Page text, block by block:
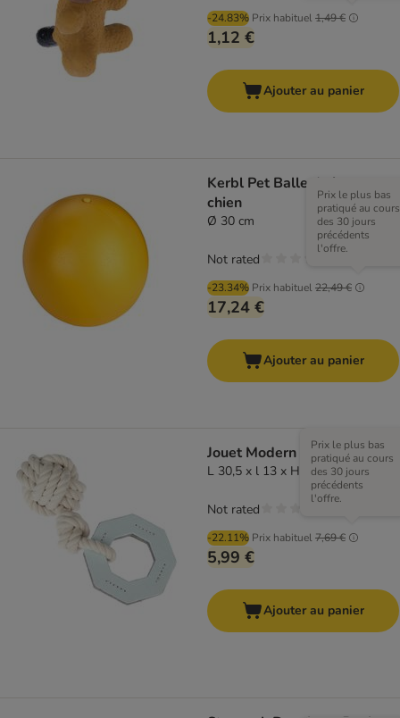
-24.83% Prix habituel1,49 €
1,12 €
Ajouter au panier
Kerbl Pet Balle de jeu pour
chien
Ø 30 cm
-23.34% Prix habituel22,49 €
Prix le plus bas
pratiqué au cours
des 30 jours
précédents
l'offre.
17,24 €
Not rated
Ajouter au panier
Jouet Modern Living Vigo
L 30,5 x l 13 x H 9,5 cm
-22.11% Prix habituel7,69 €
Prix le plus bas
pratiqué au cours
des 30 jours
précédents
l'offre.
5,99 €
Not rated
Ajouter au panier